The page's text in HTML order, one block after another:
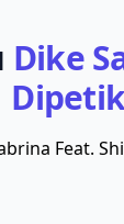
Dike